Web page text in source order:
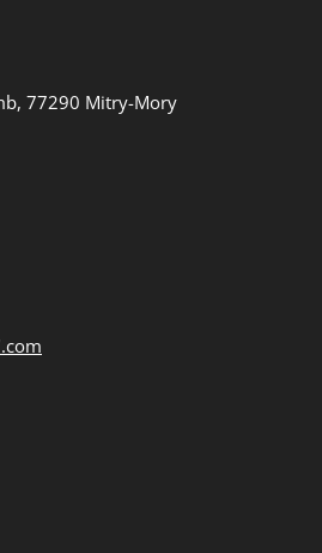
77290 Mitry-Mory